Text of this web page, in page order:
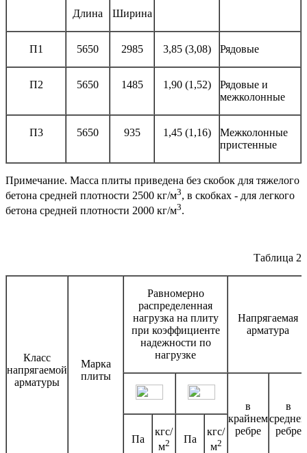
Длина
Ширина
П1 5650 2985 3,85 (3,08) Рядовые
П2 5650 1485 1,90 (1,52)
Рядовые и
межколонные
П3 5650 935 1,45 (1,16)
Межколонные
пристенные
Примечание. Масса плиты приведена без скобок для тяжелого
бетона средней плотности 2500 кг/м3, в скобках - для легкого
бетона средней плотности 2000 кг/м3.
Таблица 2
Класс
напрягаемой
арматуры
Марка
плиты
Равномерно
распределенная
нагрузка на плиту
при коэффициенте
надежности по
нагрузке
Напрягаемая
арматура
в
крайнем
ребре
в
среднем
ребре
Па
кгс/
м2 Па
кгс/
м2